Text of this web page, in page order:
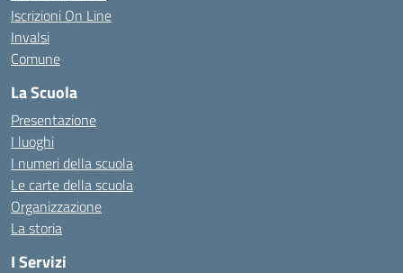
Iscrizioni On Line
Invalsi
Comune
La Scuola
Presentazione
I luoghi
I numeri della scuola
Le carte della scuola
Organizzazione
La storia
I Servizi